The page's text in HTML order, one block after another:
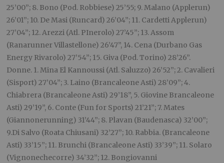
25’00”; 8. Bono (Pod. Robbiese) 25’55; 9. Malano (Applerun)
26’01”; 10. De Masi (Runcard) 26’04”; 11. Cardetti Applerun)
27’04”; 12. Arezzi (Atl. PInerolo) 27’45”; 13. Assom
(Ranarunner Villastellone) 26’47”, 14. Cena (Durbano Gas
Energy Rivarolo) 27’54”; 15. Giva (Pod. Torino) 28’26”.
Donne. 1. Mina El Kannoussi (Atl. Saluzzo) 26’52”; 2. Cavalieri
(Sisport) 27’04”; 3. Laino (Brancaleone Asti) 28’09”; 4.
Chiabrera (Brancaleone Asti) 29’18”, 5. Giovine Brancaleone
Asti) 29’19”, 6. Conte (Fun for Sports) 21’21”; 7. Mates
(Giannonerunning) 31’44”; 8. Plavan (Baudenasca) 32’00”;
9.Di Salvo (Roata Chiusani) 32’27”; 10. Rabbia. (Brancaleone
Asti) 33’15”; 11. Brunchi (Brancaleone Asti) 33’39”; 11. Solaro
(Vignonechecorre) 34’32”; 12. Bongiovanni